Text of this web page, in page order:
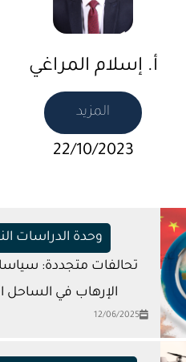
أ. إسلام المراغي
المزيد
22/10/2023
وحدة الدراسات
تحالفات متجددة:
الإرهاب في الساحل
12/06/2025